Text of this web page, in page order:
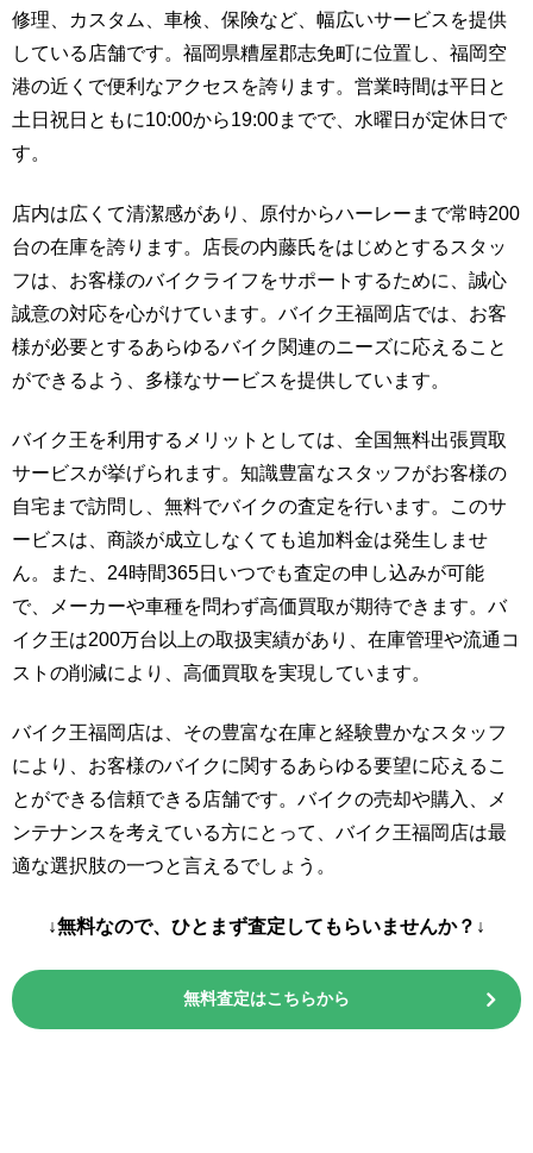
修理、カスタム、車検、保険など、幅広いサービスを提供
している店舗です。福岡県糟屋郡志免町に位置し、福岡空
港の近くで便利なアクセスを誇ります。営業時間は平日と
土日祝日ともに10:00から19:00までで、水曜日が定休日で
す。
店内は広くて清潔感があり、原付からハーレーまで常時200
台の在庫を誇ります。店長の内藤氏をはじめとするスタッ
フは、お客様のバイクライフをサポートするために、誠心
誠意の対応を心がけています。バイク王福岡店では、お客
様が必要とするあらゆるバイク関連のニーズに応えること
ができるよう、多様なサービスを提供しています。
バイク王を利用するメリットとしては、全国無料出張買取
サービスが挙げられます。知識豊富なスタッフがお客様の
自宅まで訪問し、無料でバイクの査定を行います。このサ
ービスは、商談が成立しなくても追加料金は発生しませ
ん。また、24時間365日いつでも査定の申し込みが可能
で、メーカーや車種を問わず高価買取が期待できます。バ
イク王は200万台以上の取扱実績があり、在庫管理や流通コ
ストの削減により、高価買取を実現しています。
バイク王福岡店は、その豊富な在庫と経験豊かなスタッフ
により、お客様のバイクに関するあらゆる要望に応えるこ
とができる信頼できる店舗です。バイクの売却や購入、メ
ンテナンスを考えている方にとって、バイク王福岡店は最
適な選択肢の一つと言えるでしょう。
↓無料なので、ひとまず査定してもらいませんか？↓
無料査定はこちらから